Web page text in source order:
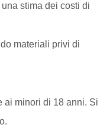
stima dei costi di
materiali privi di
ai minori di 18 anni. Si